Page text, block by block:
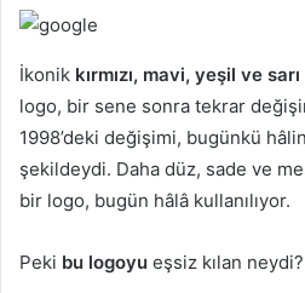
İkonik kırmızı, mavi, yeşil ve sarı
logo, bir sene sonra tekrar
1998’deki değişimi, bugünkü
şekildeydi. Daha düz, sade ve
bir logo, bugün hâlâ kullanılıyor.
Peki bu logoyu eşsiz kılan neydi?